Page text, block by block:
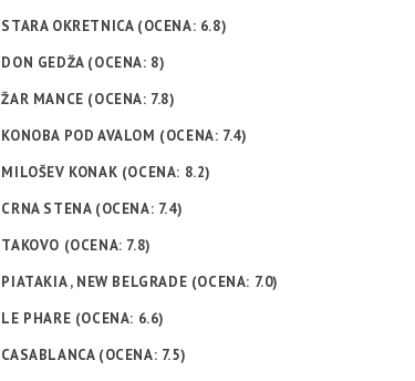
STARA OKRETNICA (OCENA: 6.8)
DON GEDŽA (OCENA: 8)
ŽAR MANCE (OCENA: 7.8)
KONOBA POD AVALOM (OCENA: 7.4)
MILOŠEV KONAK (OCENA: 8.2)
CRNA STENA (OCENA: 7.4)
TAKOVO (OCENA: 7.8)
PIATAKIA , NEW BELGRADE (OCENA: 7.0)
LE PHARE (OCENA: 6.6)
CASABLANCA (OCENA: 7.5)